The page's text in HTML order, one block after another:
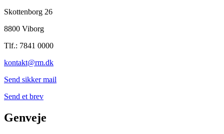
Skottenborg 26
8800 Viborg
Tlf.: 7841 0000
kontakt@rm.dk
Send sikker mail
Send et brev
Genveje